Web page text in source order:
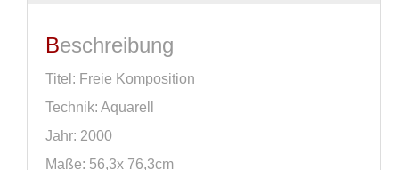
Beschreibung
Titel: Freie Komposition
Technik: Aquarell
Jahr: 2000
Maße: 56,3x 76,3cm